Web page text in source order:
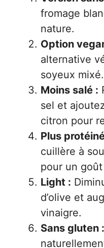
fromage
nature.
Option
alternative
soyeux mixé.
Moins salé :
sel et
citron pour
Plus
cuillère à
pour un
Light :
d’olive et
vinaigre.
Sans gluten :